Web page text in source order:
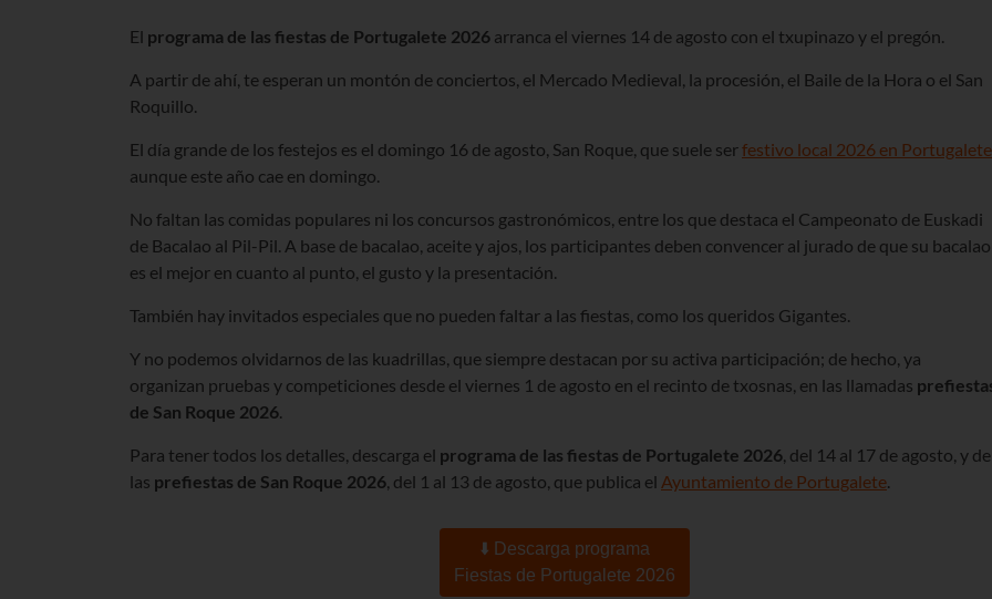
El programa de las fiestas de Portugalete 2026 arranca el viernes 14 de agosto con el txupinazo y el pregón.
A partir de ahí, te esperan un montón de conciertos, el Mercado Medieval, la procesión, el Baile de la Hora o el San
Roquillo.
El día grande de los festejos es el domingo 16 de agosto, San Roque, que suele serfestivo local 2026 en Portugalete
aunque este año cae en domingo.
No faltan las comidas populares ni los concursos gastronómicos, entre los que destaca el Campeonato de Euskadi
de Bacalao al Pil-Pil. A base de bacalao, aceite y ajos, los participantes deben convencer al jurado de que su bacalao
es el mejor en cuanto al punto, el gusto y la presentación.
También hay invitados especiales que no pueden faltar a las fiestas, como los queridos Gigantes.
Y no podemos olvidarnos de las kuadrillas, que siempre destacan por su activa participación; de hecho, ya
organizan pruebas y competiciones desde el viernes 1 de agosto en el recinto de txosnas, en las llamadas
de San Roque 2026.
Para tener todos los detalles, descarga el programa de las fiestas de Portugalete 2026, del 14 al 17 de agosto, y de
las prefiestas de San Roque 2026, del 1 al 13 de agosto, que publica el Ayuntamiento de Portugalete.
⬇️ Descarga programa
Fiestas de Portugalete 2026